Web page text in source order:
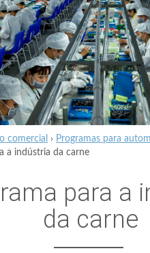
comercial › Programas para
a indústria da carne
para a
da carne